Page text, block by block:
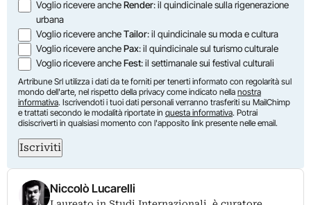
Voglio ricevere ancheRender: il quindicinale sulla rigenerazione
urbana
Voglio ricevere ancheTailor: il quindicinale su moda e cultura
Voglio ricevere anchePax: il quindicinale sul turismo culturale
Voglio ricevere ancheFest: il settimanale sui festival culturali
Artribune Srl utilizza i dati da te forniti per tenerti informato con regolarità sul
mondo dell'arte, nel rispetto della privacy come indicato nella nostra
informativa. Iscrivendoti i tuoi dati personali verranno trasferiti su MailChimp
e trattati secondo le modalità riportate in questa informativa. Potrai
disiscriverti in qualsiasi momento con l'apposito link presente nelle email.
Iscriviti
Niccolò Lucarelli